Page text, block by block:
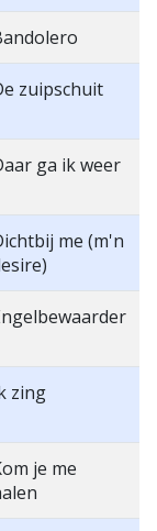
zuipschuit
ga ik weer
me (m'n
zing
je me